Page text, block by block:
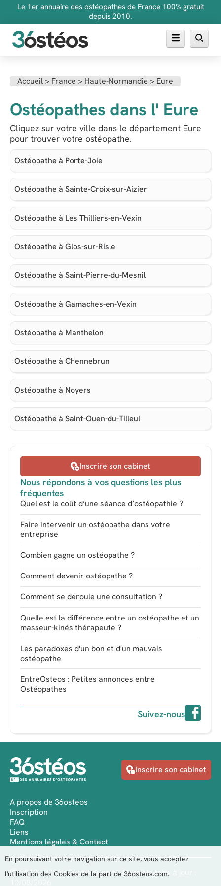
Le 1er annuaire des ostéopathes de France 100% gratuit
depuis 2010.
Inscrire son cabinet
Accueil > France > Haute-Normandie > Eure
Ostéopathes dans l' Eure
Cliquez sur votre ville dans le département Eure
pour trouver votre ostéopathe.
Ostéopathe à Porte-Joie
Ostéopathe à Sainte-Croix-sur-Aizier
Ostéopathe à Les Thilliers-en-Vexin
Ostéopathe à Glos-sur-Risle
Ostéopathe à Saint-Pierre-du-Mesnil
Ostéopathe à Gamaches-en-Vexin
Ostéopathe à Manthelon
Ostéopathe à Chennebrun
Ostéopathe à Noyers
Ostéopathe à Saint-Ouen-du-Tilleul
Inscrire son cabinet
Nous répondons à vos questions les plus
fréquentes
Quel est le coût d’une séance d’ostéopathie ?
Faire intervenir un ostéopathe dans votre
entreprise
Combien gagne un ostéopathe ?
Comment devenir ostéopathe ?
Comment se déroule une consultation ?
Quelle est la différence entre un ostéopathe et un
masseur-kinésithérapeute ?
Les paradoxes d'un bon et d'un mauvais
ostéopathe
EntreOsteos : Petites annonces entre
Ostéopathes
Suivez-nous
En poursuivant votre navigation sur ce site, vous acceptez
l'utilisation des Cookies de la part de 36osteos.com.
Inscrire son cabinet
A propos de 36osteos
Inscription
FAQ
Liens
Mentions légales & Contact
Ⓒ 2010 - 2026 - 36osteos.com - Dernière mise à jour :